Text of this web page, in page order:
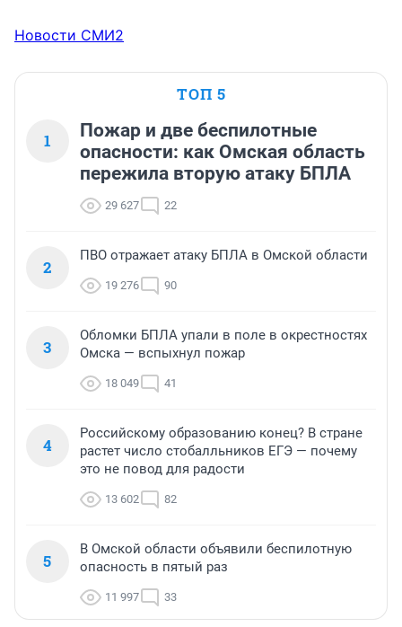
Новости СМИ2
ТОП 5
1
Пожар и две беспилотные
опасности: как Омская область
пережила вторую атаку БПЛА
29 627 22
2
ПВО отражает атаку БПЛА в Омской области
19 276 90
3
Обломки БПЛА упали в поле в окрестностях
Омска — вспыхнул пожар
18 049 41
4
Российскому образованию конец? В стране
растет число стобалльников ЕГЭ — почему
это не повод для радости
13 602 82
5
В Омской области объявили беспилотную
опасность в пятый раз
11 997 33